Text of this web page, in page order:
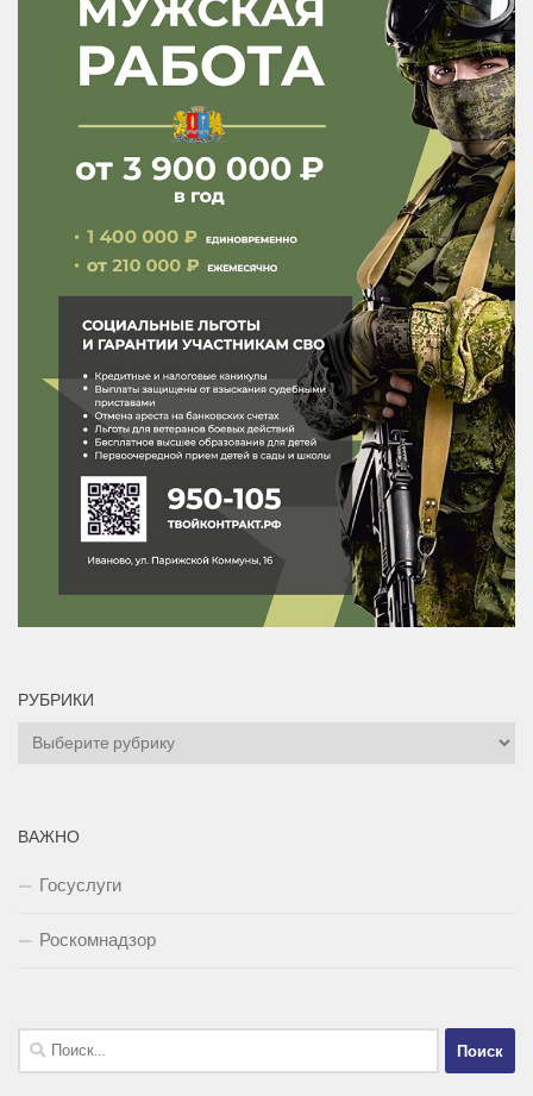
РУБРИКИ
Рубрики
ВАЖНО
Госуслуги
Роскомнадзор
Найти: